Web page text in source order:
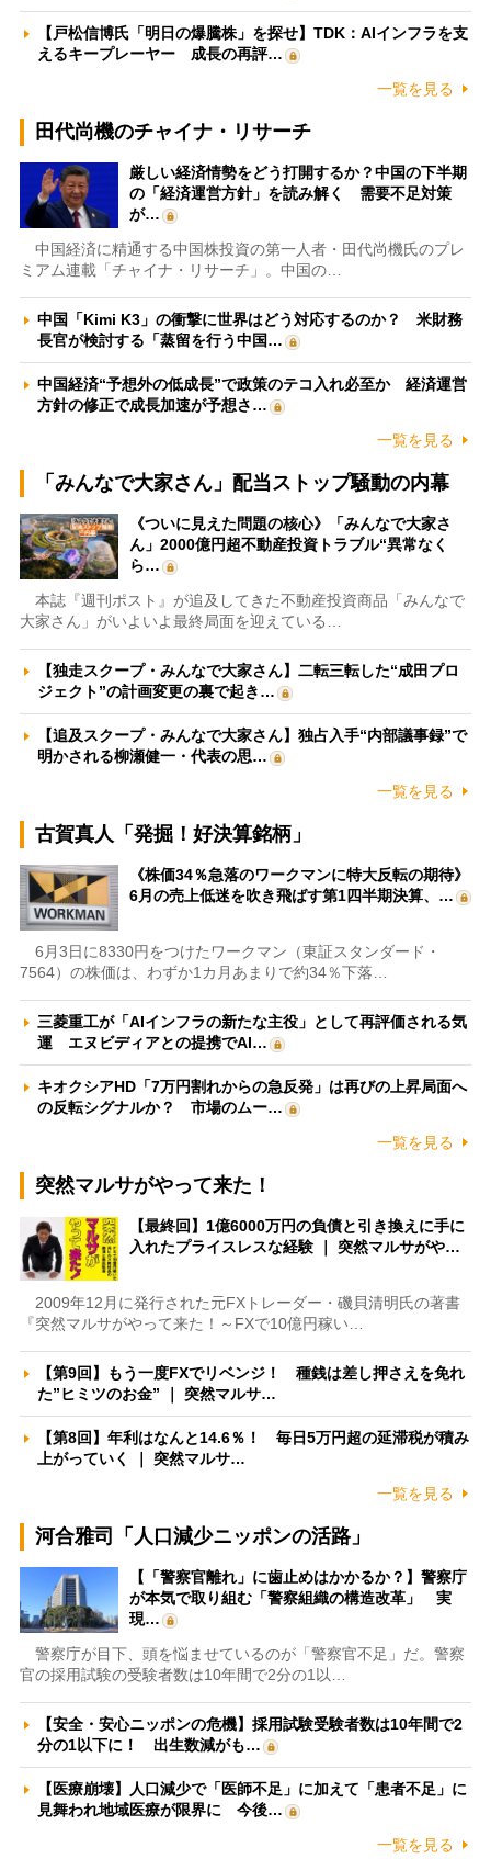
【戸松信博氏「明日の爆騰株」を探せ】TDK：AIインフラを支
えるキープレーヤー 成長の再評…
一覧を見る
田代尚機のチャイナ・リサーチ
厳しい経済情勢をどう打開するか？中国の下半期
の「経済運営方針」を読み解く 需要不足対策
が…
中国経済に精通する中国株投資の第一人者・田代尚機氏のプレ
ミアム連載「チャイナ・リサーチ」。中国の…
中国「Kimi K3」の衝撃に世界はどう対応するのか？ 米財務
長官が検討する「蒸留を行う中国…
中国経済“予想外の低成長”で政策のテコ入れ必至か 経済運営
方針の修正で成長加速が予想さ…
一覧を見る
「みんなで大家さん」配当ストップ騒動の内幕
《ついに見えた問題の核心》「みんなで大家さ
ん」2000億円超不動産投資トラブル“異常なく
ら…
本誌『週刊ポスト』が追及してきた不動産投資商品「みんなで
大家さん」がいよいよ最終局面を迎えている…
【独走スクープ・みんなで大家さん】二転三転した“成田プロ
ジェクト”の計画変更の裏で起き…
【追及スクープ・みんなで大家さん】独占入手“内部議事録”で
明かされる柳瀬健一・代表の思…
一覧を見る
古賀真人「発掘！好決算銘柄」
《株価34％急落のワークマンに特大反転の期待》
6月の売上低迷を吹き飛ばす第1四半期決算、…
6月3日に8330円をつけたワークマン（東証スタンダード・
7564）の株価は、わずか1カ月あまりで約34％下落…
三菱重工が「AIインフラの新たな主役」として再評価される気
運 エヌビディアとの提携でAI…
キオクシアHD「7万円割れからの急反発」は再びの上昇局面へ
の反転シグナルか？ 市場のムー…
一覧を見る
突然マルサがやって来た！
【最終回】1億6000万円の負債と引き換えに手に
入れたプライスレスな経験 ｜ 突然マルサがや…
2009年12月に発行された元FXトレーダー・磯貝清明氏の著書
『突然マルサがやって来た！～FXで10億円稼い…
【第9回】もう一度FXでリベンジ！ 種銭は差し押さえを免れ
た”ヒミツのお金” ｜ 突然マルサ…
【第8回】年利はなんと14.6％！ 毎日5万円超の延滞税が積み
上がっていく ｜ 突然マルサ…
一覧を見る
河合雅司「人口減少ニッポンの活路」
【「警察官離れ」に歯止めはかかるか？】警察庁
が本気で取り組む「警察組織の構造改革」 実
現…
警察庁が目下、頭を悩ませているのが「警察官不足」だ。警察
官の採用試験の受験者数は10年間で2分の1以…
【安全・安心ニッポンの危機】採用試験受験者数は10年間で2
分の1以下に！ 出生数減がも…
【医療崩壊】人口減少で「医師不足」に加えて「患者不足」に
見舞われ地域医療が限界に 今後…
一覧を見る